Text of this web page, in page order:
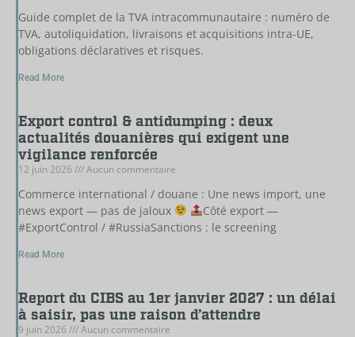
Guide complet de la TVA intracommunautaire : numéro de
TVA, autoliquidation, livraisons et acquisitions intra-UE,
obligations déclaratives et risques.
Read More
Export control & antidumping : deux
actualités douanières qui exigent une
vigilance renforcée
12 juin 2026 Aucun commentaire
Commerce international / douane : Une news import, une
news export — pas de jaloux
Côté export —
#ExportControl / #RussiaSanctions : le screening
Read More
Report du CIBS au 1er janvier 2027 : un délai
à saisir, pas une raison d’attendre
9 juin 2026 Aucun commentaire